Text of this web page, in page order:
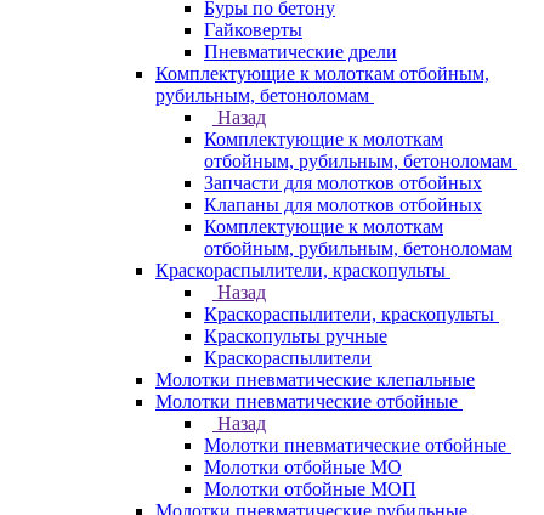
Буры по бетону
Гайковерты
Пневматические дрели
Комплектующие к молоткам отбойным,
рубильным, бетоноломам
Назад
Комплектующие к молоткам
отбойным, рубильным, бетоноломам
Запчасти для молотков отбойных
Клапаны для молотков отбойных
Комплектующие к молоткам
отбойным, рубильным, бетоноломам
Краскораспылители, краскопульты
Назад
Краскораспылители, краскопульты
Краскопульты ручные
Краскораспылители
Молотки пневматические клепальные
Молотки пневматические отбойные
Назад
Молотки пневматические отбойные
Молотки отбойные МО
Молотки отбойные МОП
Молотки пневматические рубильные